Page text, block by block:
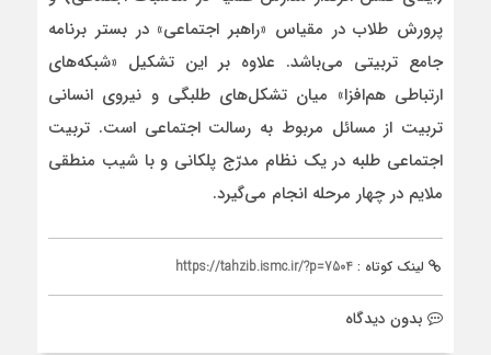
پرورش طلاب در مقیاس «راهبر اجتماعی» در بستر برنامه
جامع تربیتی می‌باشد. علاوه بر این تشکیل «شبکه‌های
ارتباطی هم‌افزا» میان تشکل‌های طلبگی و نیروی انسانی
تربیت از مسائل مربوط به رسالت اجتماعی است. تربیت
اجتماعی طلبه در یک نظام مدرّج پلکانی و با شیب منطقی
ملایم در چهار مرحله انجام می‌گیرد.
لینک کوتاه : https://tahzib.ismc.ir/?p=7504
بدون دیدگاه